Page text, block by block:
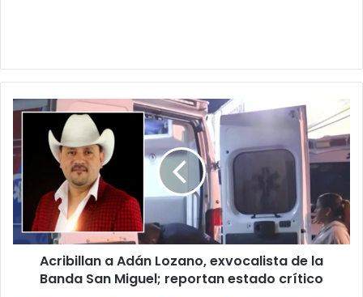
Acribillan
Adán
Lozano,
exvocalista
de
Banda
San
Miguel;
reportan
Acribillan a Adán Lozano, exvocalista de la
Banda San Miguel; reportan estado crítico